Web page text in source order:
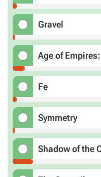
Gravel
Age of
Fe
Symmetry
Shadow of the